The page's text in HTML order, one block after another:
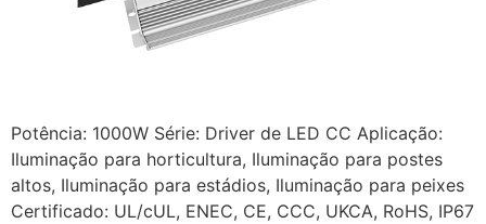
Potência: 1000W Série: Driver de LED CC Aplicação:
Iluminação para horticultura, Iluminação para postes
altos, Iluminação para estádios, Iluminação para peixes
Certificado: UL/cUL, ENEC, CE, CCC, UKCA, RoHS, IP67